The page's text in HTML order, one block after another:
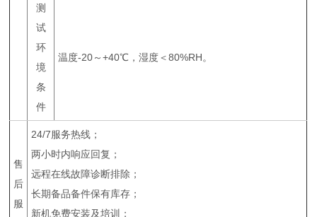
测
试
环
境
条
件
温度-20～+40℃，湿度＜80%RH。
售
后
服
24/7服务热线；
两小时内响应回复；
远程在线故障诊断排除；
长期备品备件保有库存；
新机免费安装及培训；